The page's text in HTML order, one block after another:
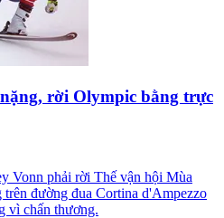
rời Olympic bằng trực
Vonn phải rời Thế vận hội Mùa
trên đường đua Cortina d'Ampezzo
vì chấn thương.